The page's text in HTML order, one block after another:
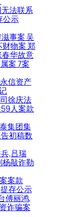
法联系
公示
事案 吴
物案 郑
华故意
案 7案
信资产
徐庆法
人案款
集团集
初稿数
,吕瑞
杨敲诈勒
案款
存公示
傅丽鸿,
诈骗案